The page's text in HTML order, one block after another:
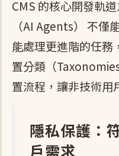
CMS 的核心開發軌
（AI Agents） 不僅
能處理更進階的任務
置分類（
置流程，讓非技術用
隱私保護：
戶需求